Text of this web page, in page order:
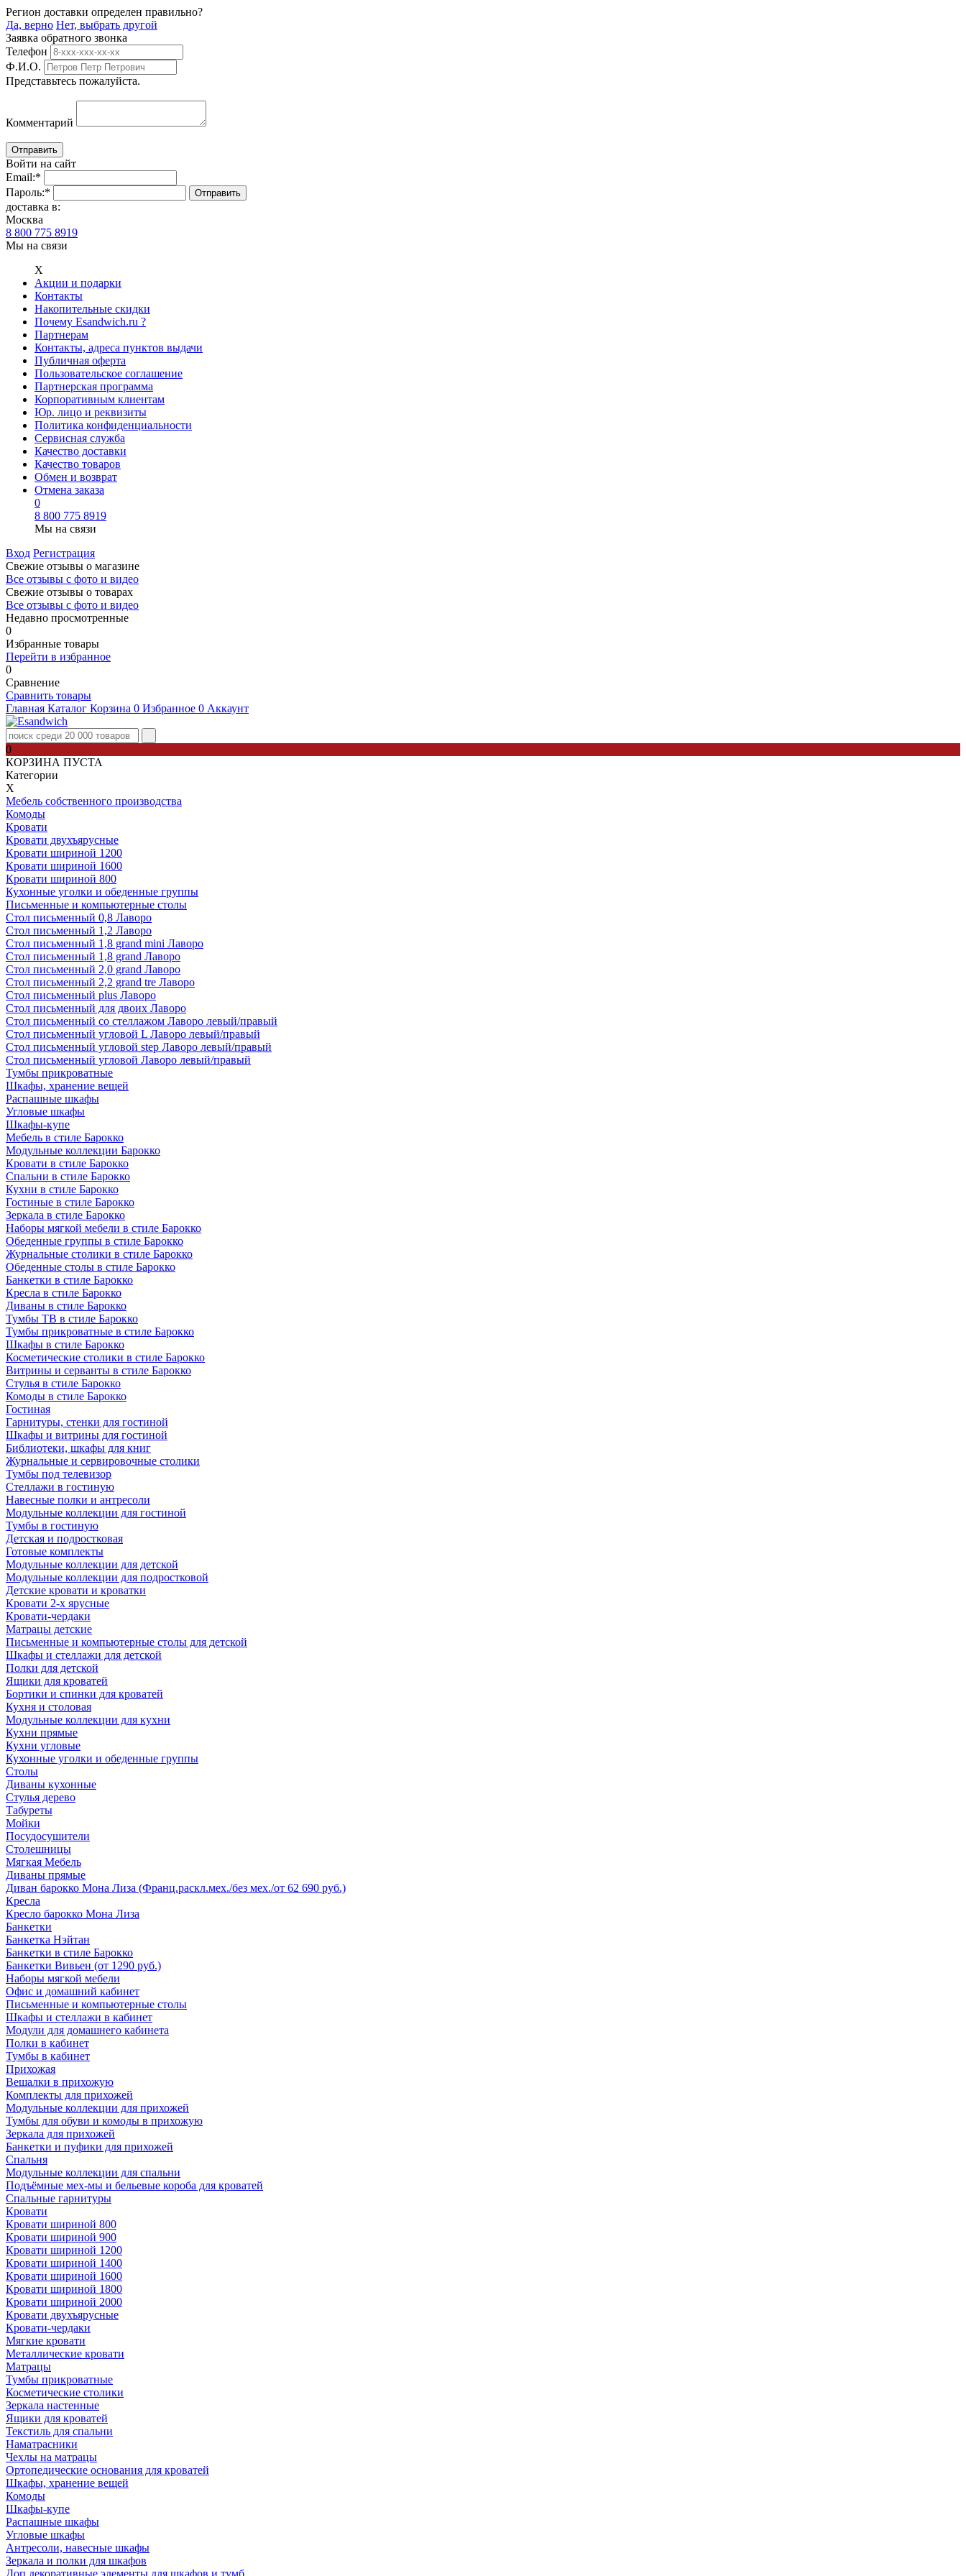
Регион доставки определен правильно?
Да, верно Нет, выбрать другой
Заявка обратного звонка
Телефон
Ф.И.О.
Представьтесь пожалуйста.
Комментарий
Войти на сайт
Email:*
Пароль:*
доставка в:
Москва
8 800 775 8919
Мы на связи
Х
Акции и подарки
Контакты
Накопительные скидки
Почему Esandwich.ru ?
Партнерам
Контакты, адреса пунктов выдачи
Публичная оферта
Пользовательское соглашение
Партнерская программа
Корпоративным клиентам
Юр. лицо и реквизиты
Политика конфиденциальности
Сервисная служба
Качество доставки
Качество товаров
Обмен и возврат
Отмена заказа
0
8 800 775 8919
Мы на связи
Вход Регистрация
Свежие отзывы о магазине
Все отзывы с фото и видео
Свежие отзывы о товарах
Все отзывы c фото и видео
Недавно просмотренные
0
Избранные товары
Перейти в избранное
0
Сравнение
Сравнить товары
Главная Каталог Корзина 0 Избранное 0 Аккаунт
0
КОРЗИНА ПУСТА
Категории
Х
Мебель собственного производства
Комоды
Кровати
Кровати двухъярусные
Кровати шириной 1200
Кровати шириной 1600
Кровати шириной 800
Кухонные уголки и обеденные группы
Письменные и компьютерные столы
Стол письменный 0,8 Лаворо
Стол письменный 1,2 Лаворо
Стол письменный 1,8 grand mini Лаворо
Стол письменный 1,8 grand Лаворо
Стол письменный 2,0 grand Лаворо
Стол письменный 2,2 grand tre Лаворо
Стол письменный plus Лаворо
Стол письменный для двоих Лаворо
Стол письменный со стеллажом Лаворо левый/правый
Стол письменный угловой L Лаворо левый/правый
Стол письменный угловой step Лаворо левый/правый
Стол письменный угловой Лаворо левый/правый
Тумбы прикроватные
Шкафы, хранение вещей
Распашные шкафы
Угловые шкафы
Шкафы-купе
Мебель в стиле Барокко
Модульные коллекции Барокко
Кровати в стиле Барокко
Спальни в стиле Барокко
Кухни в стиле Барокко
Гостиные в стиле Барокко
Зеркала в стиле Барокко
Наборы мягкой мебели в стиле Барокко
Обеденные группы в стиле Барокко
Журнальные столики в стиле Барокко
Обеденные столы в стиле Барокко
Банкетки в стиле Барокко
Кресла в стиле Барокко
Диваны в стиле Барокко
Тумбы ТВ в стиле Барокко
Тумбы прикроватные в стиле Барокко
Шкафы в стиле Барокко
Косметические столики в стиле Барокко
Витрины и серванты в стиле Барокко
Стулья в стиле Барокко
Комоды в стиле Барокко
Гостиная
Гарнитуры, стенки для гостиной
Шкафы и витрины для гостиной
Библиотеки, шкафы для книг
Журнальные и сервировочные столики
Тумбы под телевизор
Стеллажи в гостиную
Навесные полки и антресоли
Модульные коллекции для гостиной
Тумбы в гостиную
Детская и подростковая
Готовые комплекты
Модульные коллекции для детской
Модульные коллекции для подростковой
Детские кровати и кроватки
Кровати 2-х ярусные
Кровати-чердаки
Матрацы детские
Письменные и компьютерные столы для детской
Шкафы и стеллажи для детской
Полки для детской
Ящики для кроватей
Бортики и спинки для кроватей
Кухня и столовая
Модульные коллекции для кухни
Кухни прямые
Кухни угловые
Кухонные уголки и обеденные группы
Столы
Диваны кухонные
Стулья дерево
Табуреты
Мойки
Посудосушители
Столешницы
Мягкая Мебель
Диваны прямые
Диван барокко Мона Лиза (Франц.раскл.мех./без мех./от 62 690 руб.)
Кресла
Кресло барокко Мона Лиза
Банкетки
Банкетка Нэйтан
Банкетки в стиле Барокко
Банкетки Вивьен (от 1290 руб.)
Наборы мягкой мебели
Офис и домашний кабинет
Письменные и компьютерные столы
Шкафы и стеллажи в кабинет
Модули для домашнего кабинета
Полки в кабинет
Тумбы в кабинет
Прихожая
Вешалки в прихожую
Комплекты для прихожей
Модульные коллекции для прихожей
Тумбы для обуви и комоды в прихожую
Зеркала для прихожей
Банкетки и пуфики для прихожей
Спальня
Модульные коллекции для спальни
Подъёмные мех-мы и бельевые короба для кроватей
Спальные гарнитуры
Кровати
Кровати шириной 800
Кровати шириной 900
Кровати шириной 1200
Кровати шириной 1400
Кровати шириной 1600
Кровати шириной 1800
Кровати шириной 2000
Кровати двухъярусные
Кровати-чердаки
Мягкие кровати
Металлические кровати
Матрацы
Тумбы прикроватные
Косметические столики
Зеркала настенные
Ящики для кроватей
Текстиль для спальни
Наматрасники
Чехлы на матрацы
Ортопедические основания для кроватей
Шкафы, хранение вещей
Комоды
Шкафы-купе
Распашные шкафы
Угловые шкафы
Антресоли, навесные шкафы
Зеркала и полки для шкафов
Доп.декоративные элементы для шкафов и тумб